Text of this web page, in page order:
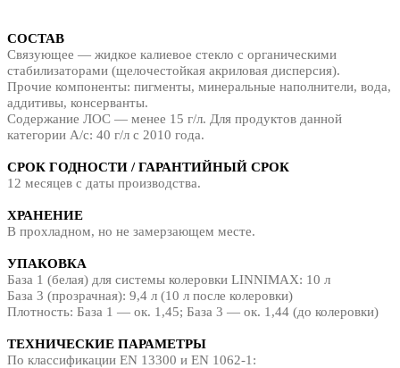
СОСТАВ
Связующее — жидкое калиевое стекло с органическими
стабилизаторами (щелочестойкая акриловая дисперсия).
Прочие компоненты: пигменты, минеральные наполнители, вода,
аддитивы, консерванты.
Содержание ЛОС — менее 15 г/л. Для продуктов данной
категории A/с: 40 г/л с 2010 года.
СРОК ГОДНОСТИ / ГАРАНТИЙНЫЙ СРОК
12 месяцев с даты производства.
ХРАНЕНИЕ
В прохладном, но не замерзающем месте.
УПАКОВКА
База 1 (белая) для системы колеровки LINNIMAX: 10 л
База 3 (прозрачная): 9,4 л (10 л после колеровки)
Плотность: База 1 — ок. 1,45; База 3 — ок. 1,44 (до колеровки)
ТЕХНИЧЕСКИЕ ПАРАМЕТРЫ
По классификации EN 13300 и EN 1062-1: